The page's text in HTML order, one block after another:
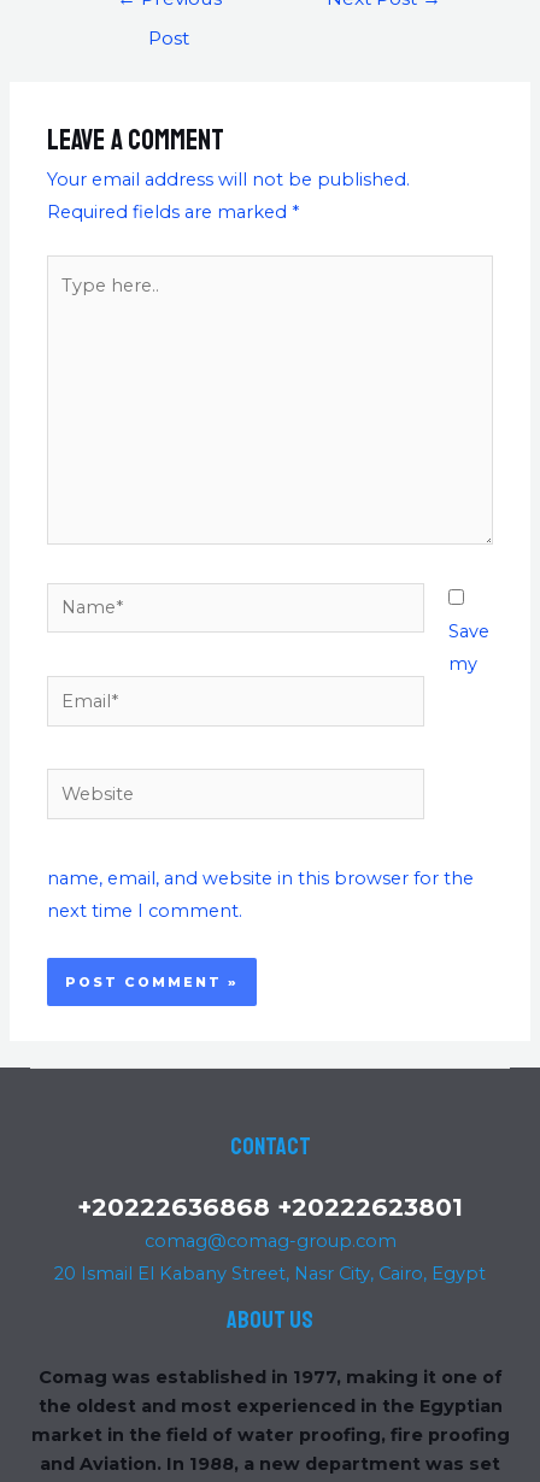
Post
Leave a Comment
Your email address will not be published.
Required fields are marked *
Save
my
name, email, and website in this browser for the
next time I comment.
Contact
+20222636868 +20222623801
comag@comag-group.com
20 Ismail El Kabany Street, Nasr City, Cairo, Egypt
About us
Comag was established in 1977, making it one of
the oldest and most experienced in the Egyptian
market in the field of water proofing, fire proofing
and Aviation. In 1988, a new department was set